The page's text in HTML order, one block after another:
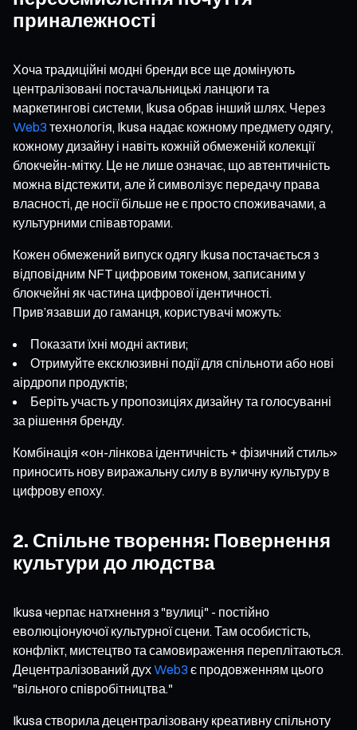
приналежності
Хоча традиційні модні бренди все ще домінують
централізовані постачальницькі ланцюги та
маркетингові системи, Ikusa обрав інший шлях. Через
Web3 технологія, Ikusa надає кожному предмету одягу,
кожному дизайну і навіть кожній обмеженій колекції
блокчейн-мітку. Це не лише означає, що автентичність
можна відстежити, але й символізує передачу права
власності, де носії більше не є просто споживачами, а
культурними співавторами.
Кожен обмежений випуск одягу Ikusa постачається з
відповідним NFT цифровим токеном, записаним у
блокчейні як частина цифрової ідентичності.
Прив’язавши до гаманця, користувачі можуть:
Показати їхні модні активи;
Отримуйте ексклюзивні події для спільноти або нові
аірдропи продуктів;
Беріть участь у пропозиціях дизайну та голосуванні
за рішення бренду.
Комбінація «он-лінкова ідентичність + фізичний стиль»
приносить нову виражальну силу в вуличну культуру в
цифрову епоху.
2. Спільне творення: Повернення
культури до людства
Ikusa черпає натхнення з "вулиці" - постійно
еволюціонуючої культурної сцени. Там особистість,
конфлікт, мистецтво та самовираження переплітаються.
Децентралізований духWeb3 є продовженням цього
"вільного співробітництва."
Ikusa створила децентралізовану креативну спільноту